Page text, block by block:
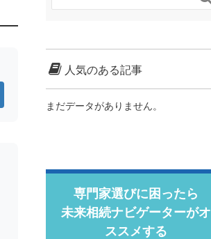
人気のある記事
まだデータがありません。
専門家選びに困ったら
未来相続ナビゲーターがオ
ススメする